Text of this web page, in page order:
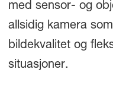
med sensor- og
allsidig kamera
bildekvalitet og
situasjoner.